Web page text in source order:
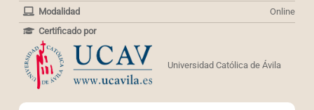
Modalidad
Online
Certificado por
Universidad Católica de Ávila